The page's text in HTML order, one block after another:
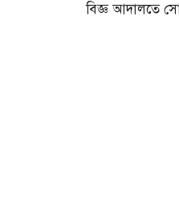
বিজ্ঞ আদালতে